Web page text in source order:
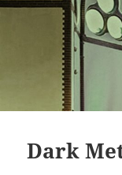
Dark